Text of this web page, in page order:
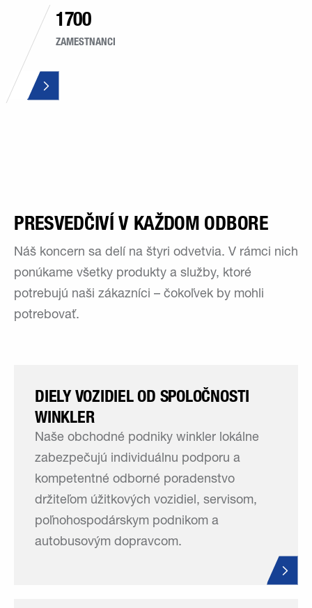
1700
ZAMESTNANCI
PRESVEDČIVÍ V KAŽDOM ODBORE
Náš koncern sa delí na štyri odvetvia. V rámci nich
ponúkame všetky produkty a služby, ktoré
potrebujú naši zákazníci – čokoľvek by mohli
potrebovať.
DIELY VOZIDIEL OD SPOLOČNOSTI
WINKLER
Naše obchodné podniky winkler lokálne
zabezpečujú individuálnu podporu a
kompetentné odborné poradenstvo
držiteľom úžitkových vozidiel, servisom,
poľnohospodárskym podnikom a
autobusovým dopravcom.